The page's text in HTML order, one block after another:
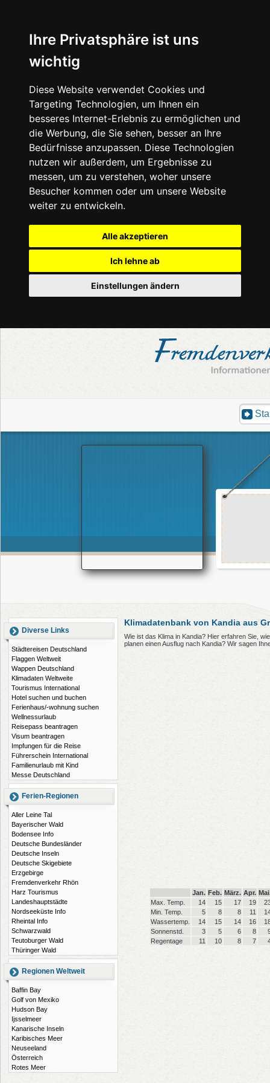
Ihre Privatsphäre ist uns
wichtig
Diese Website verwendet Cookies und
Targeting Technologien, um Ihnen ein
besseres Internet-Erlebnis zu ermöglichen und
die Werbung, die Sie sehen, besser an Ihre
Bedürfnisse anzupassen. Diese Technologien
nutzen wir außerdem, um Ergebnisse zu
messen, um zu verstehen, woher unsere
Besucher kommen oder um unsere Website
weiter zu entwickeln.
Alle akzeptieren
Ich lehne ab
Einstellungen ändern
Diverse Links
Städtereisen Deutschland
Flaggen Weltweit
Wappen Deutschland
Klimadaten Weltweite
Tourismus International
Hotel suchen und buchen
Ferienhaus/-wohnung suchen
Wellnessurlaub
Reisepass beantragen
Visum beantragen
Impfungen für die Reise
Führerschein International
Familienurlaub mit Kind
Messe Deutschland
Ferien-Regionen
Aller Leine Tal
Bayerischer Wald
Bodensee Info
Deutsche Bundesländer
Deutsche Inseln
Deutsche Skigebiete
Erzgebirge
Fremdenverkehr Rhön
Harz Tourismus
Landeshauptstädte
Nordseeküste Info
Rheintal Info
Schwarzwald
Teutoburger Wald
Thüringer Wald
Regionen Weltweit
Baffin Bay
Golf von Mexiko
Hudson Bay
Ijsselmeer
Kanarische Inseln
Karibisches Meer
Neuseeland
Österreich
Rotes Meer
Klimadatenbank von Kandia aus
Wie ist das Klima in Kandia? Hier erfahren Sie,
planen einen Ausflug nach Kandia? Wir sagen
Jan. Feb. März. Apr.
Max. Temp.
14 15 17 19
Min. Temp.
5 8 8 11
Wassertemp.
14 15 14 16
Sonnenstd.
3 5 6 8
Regentage
11 10 8 7